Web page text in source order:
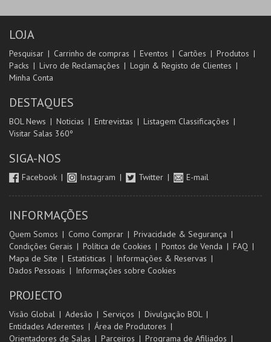
LOJA
Pesquisar Carrinho de compras Eventos Cartões
Produtos
Packs
Livro de Reclamações
Login & Registo de Clientes
Minha Conta
DESTAQUES
BOL News Noticias Entrevistas
Listagem Classificações
Visitar Salas 360º
SIGA-NOS
Facebook Instagram Twitter E-mail
INFORMAÇÕES
Quem Somos Como Comprar
Privacidade & Segurança
Condições Gerais
Política de Cookies Pontos de Venda
FAQ
Mapa de Site
Estatísticas
Informações & Reservas
Dados Pessoais
Informações sobre Cookies
PROJECTO
Visão Global Adesão Serviços
Divulgação BOL
Entidades Aderentes
Área de Produtores
Orientadores de Salas
Parceiros Programa de Afiliados